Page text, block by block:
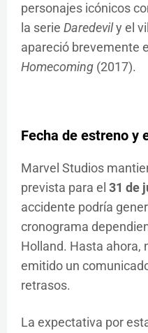
personajes icónicos
la serie Daredevily el
apareció brevemente
Homecoming (2017).
Fecha de estreno y
Marvel Studios
prevista para el 31 de
accidente podría
cronograma
Holland. Hasta ahora,
emitido un
retrasos.
La expectativa por